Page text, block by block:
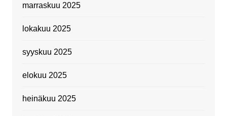
marraskuu 2025
lokakuu 2025
syyskuu 2025
elokuu 2025
heinäkuu 2025